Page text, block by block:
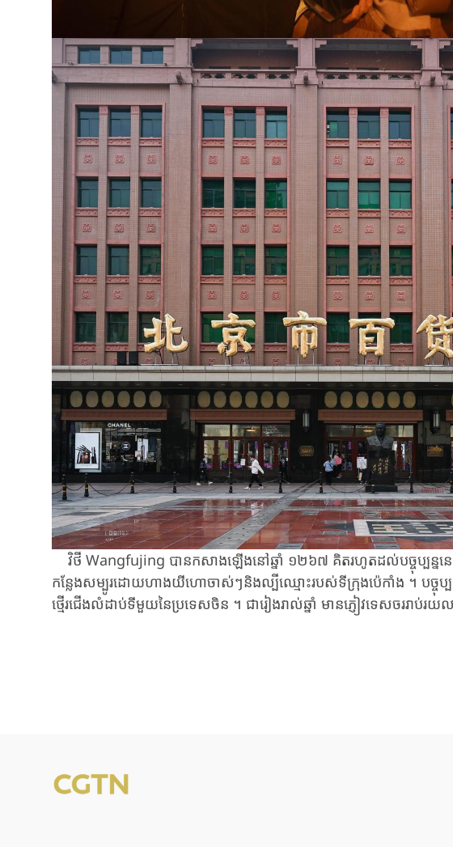
វិថី ​Wangfujing ​បានកសាងឡើងនៅឆ្នាំ ​១២៦៧ ​គិតរហូតដល់បច្ចុប្បន្ននេ
កន្លែង​សម្បូរដោយហាងយីហោចាស់ៗ​និងល្បីឈ្មោះ​របស់​ទី​ក្រុង​ប៉េកាំង ​។ ​បច្ចុប្បន្ន​
ថ្មើរជើង​លំដាប់​ទី​មួយ​នៃប្រទេសចិន ​។ ​ជារៀងរាល់ឆ្នាំ ​មានភ្ញៀវទេសចររាប់រយ